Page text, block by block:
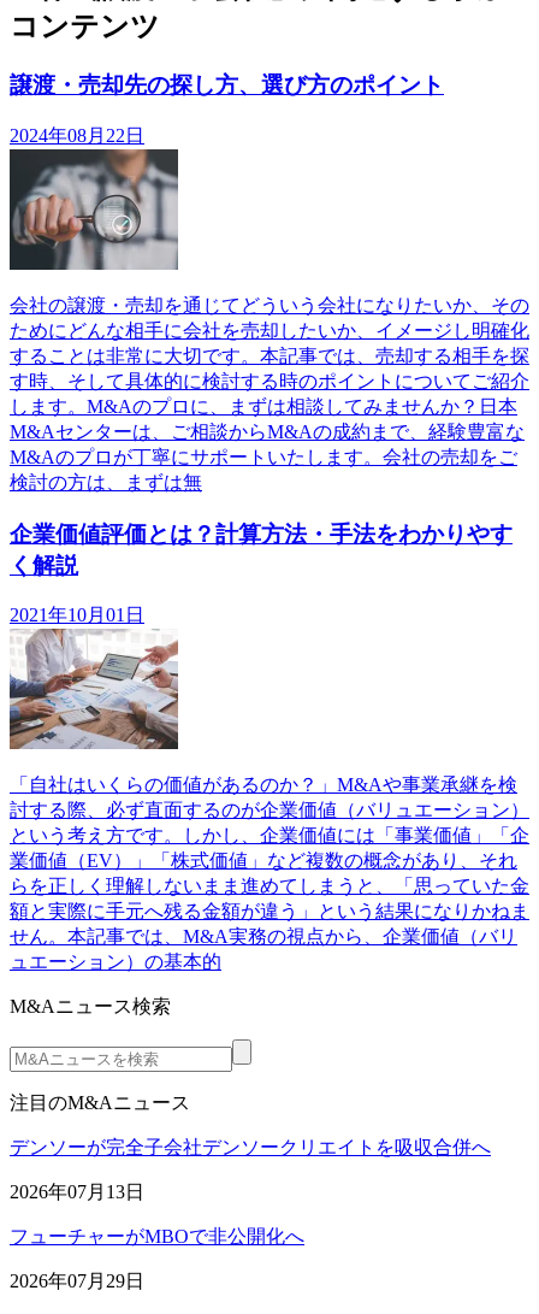
コンテンツ
譲渡・売却先の探し方、選び方のポイント
2024年08月22日
会社の譲渡・売却を通じてどういう会社になりたいか、その
ためにどんな相手に会社を売却したいか、イメージし明確化
することは非常に大切です。本記事では、売却する相手を探
す時、そして具体的に検討する時のポイントについてご紹介
します。M&Aのプロに、まずは相談してみませんか？日本
M&Aセンターは、ご相談からM&Aの成約まで、経験豊富な
M&Aのプロが丁寧にサポートいたします。会社の売却をご
検討の方は、まずは無
企業価値評価とは？計算方法・手法をわかりやす
く解説
2021年10月01日
「自社はいくらの価値があるのか？」M&Aや事業承継を検
討する際、必ず直面するのが企業価値（バリュエーション）
という考え方です。しかし、企業価値には「事業価値」「企
業価値（EV）」「株式価値」など複数の概念があり、それ
らを正しく理解しないまま進めてしまうと、「思っていた金
額と実際に手元へ残る金額が違う」という結果になりかねま
せん。本記事では、M&A実務の視点から、企業価値（バリ
ュエーション）の基本的
M&Aニュース検索
注目のM&Aニュース
デンソーが完全子会社デンソークリエイトを吸収合併へ
2026年07月13日
フューチャーがMBOで非公開化へ
2026年07月29日